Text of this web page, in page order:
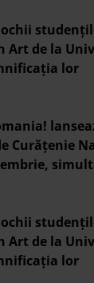
Art de la
lor
Curățenie
Art de la
lor